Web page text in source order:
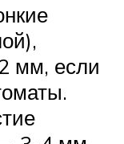
мм, если